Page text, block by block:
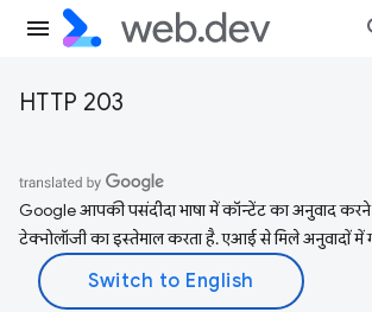
HTTP 203
Google आपकी पसंदीदा भाषा में कॉन्टेंट का अनुवाद
टेक्नोलॉजी का इस्तेमाल करता है. एआई से मिले अनुवादों में